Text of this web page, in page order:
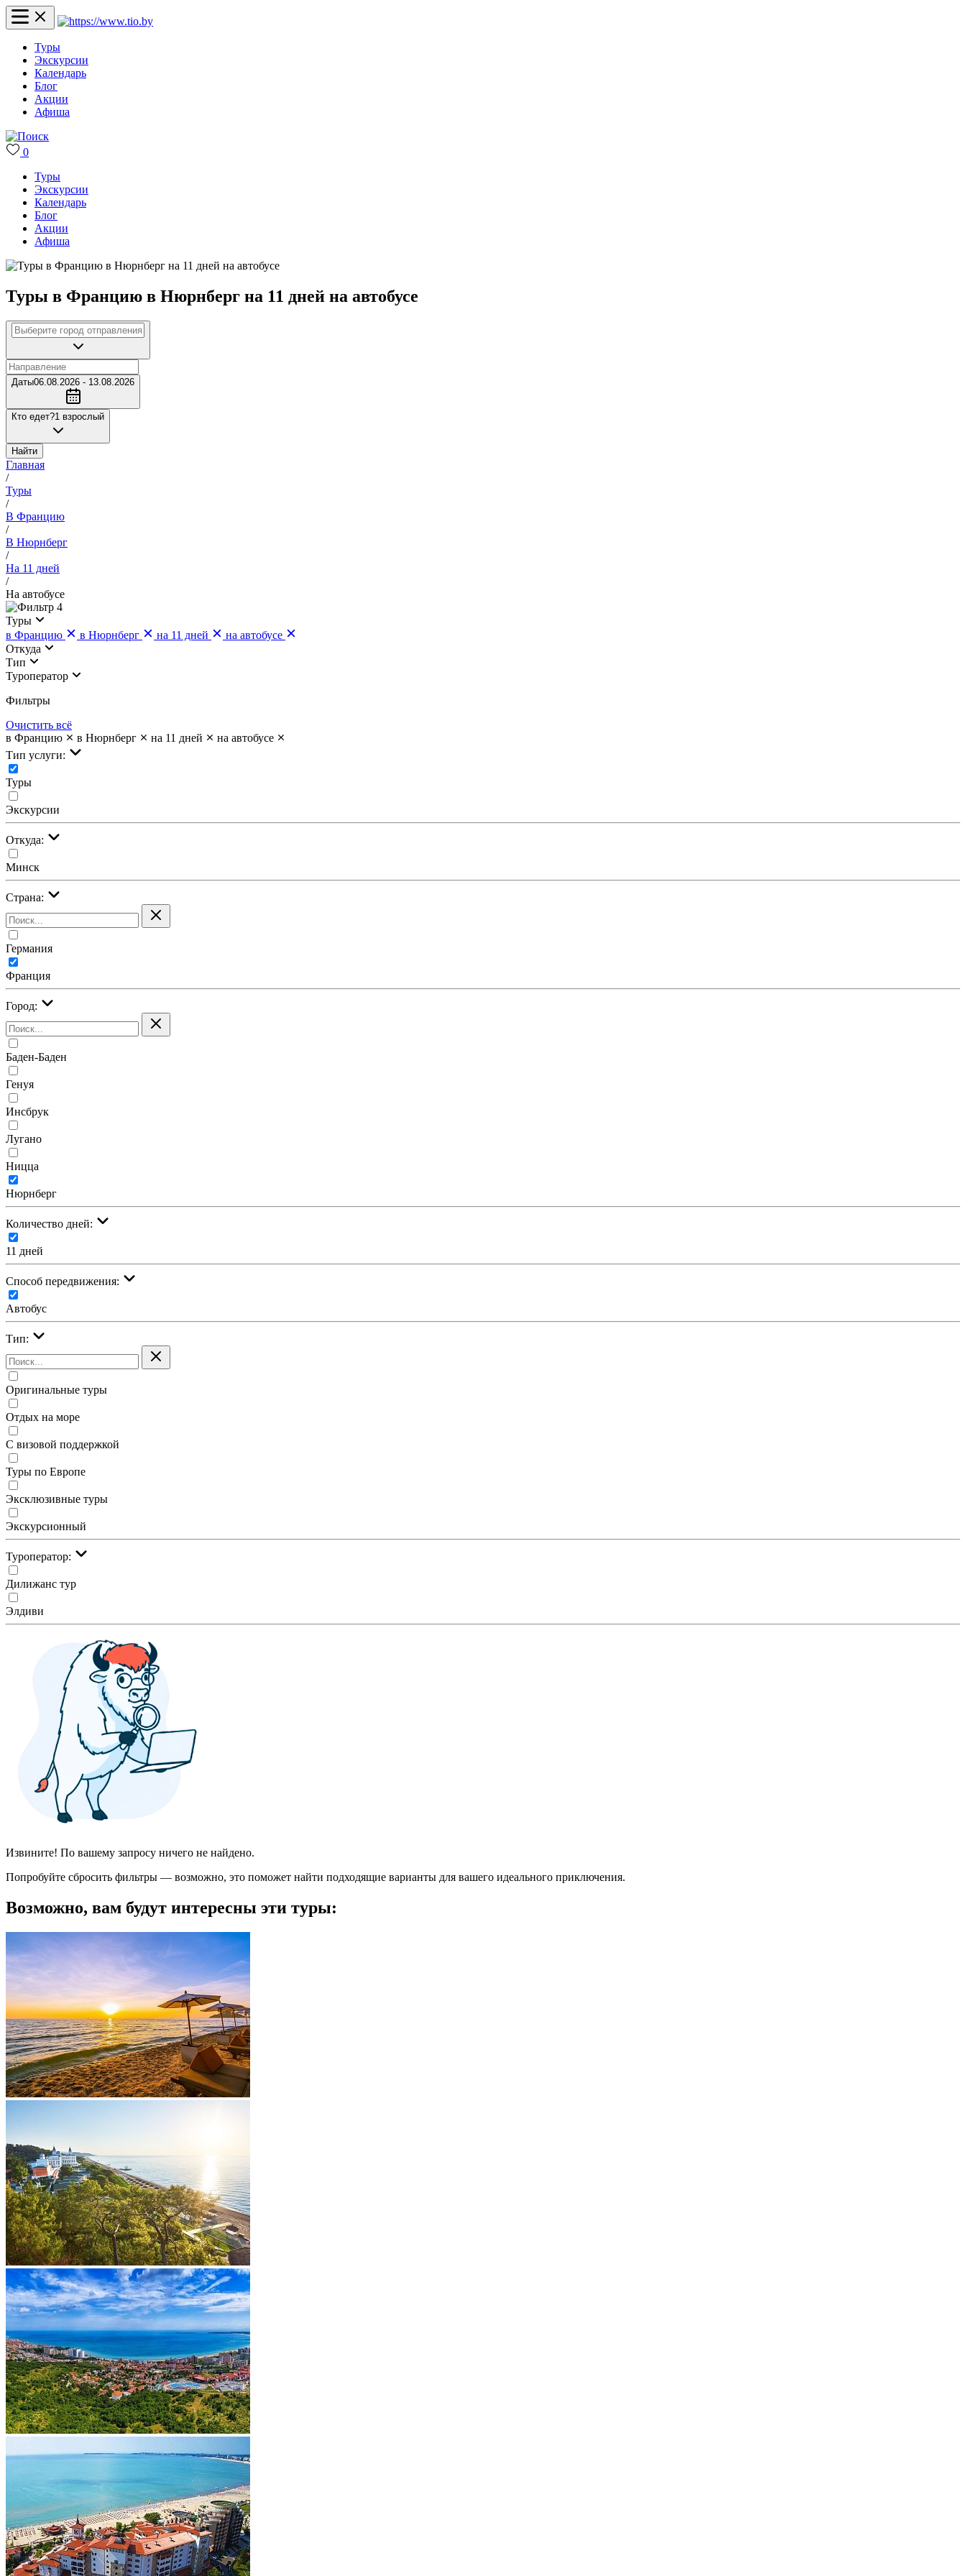
Туры
Экскурсии
Календарь
Блог
Акции
Афиша
0
Туры
Экскурсии
Календарь
Блог
Акции
Афиша
Туры в Францию в Нюрнберг на 11 дней на автобусе
Даты06.08.2026 - 13.08.2026
Кто едет?1 взрослый
Найти
Главная
/
Туры
/
В Францию
/
В Нюрнберг
/
На 11 дней
/
На автобусе
4
Туры
в Францию
в Нюрнберг на 11 дней
на автобусе
Откуда
Тип
Туроператор
Фильтры
Очистить всё
в Францию
в Нюрнберг на 11 дней
на автобусе
Тип услуги:
Туры
Экскурсии
Откуда:
Минск
Страна:
Германия
Франция
Город:
Баден-Баден
Генуя
Инсбрук
Лугано
Ницца
Нюрнберг
Количество дней:
11 дней
Cпособ передвижения:
Автобус
Тип:
Оригинальные туры
Отдых на море
С визовой поддержкой
Туры по Европе
Эксклюзивные туры
Экскурсионный
Туроператор:
Дилижанс тур
Элдиви
Извините! По вашему запросу ничего не найдено.
Попробуйте сбросить фильтры — возможно, это поможет найти подходящие варианты для вашего идеального приключения.
Возможно, вам будут интересны эти туры: